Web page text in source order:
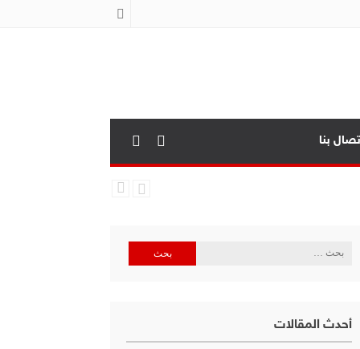
بنا
البحث
أحدث المقالات